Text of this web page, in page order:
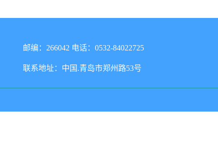
邮编：266042 电话：0532-84022725
联系地址：中国.青岛市郑州路53号